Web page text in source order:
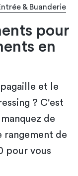
& Buanderie
pour
en
et le
? C'est
de
de
pour vous